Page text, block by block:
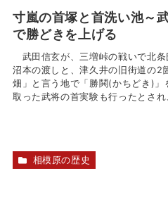
寸嵐の首塚と首洗い池～
で勝どきを上げる
武田信玄が、三増峠の戦いで北条
沼本の渡しと、津久井の旧街道の2
畑」と言う地で「勝鬨(かちどき)
取った武将の首実験も行ったとさ
相模原の歴史